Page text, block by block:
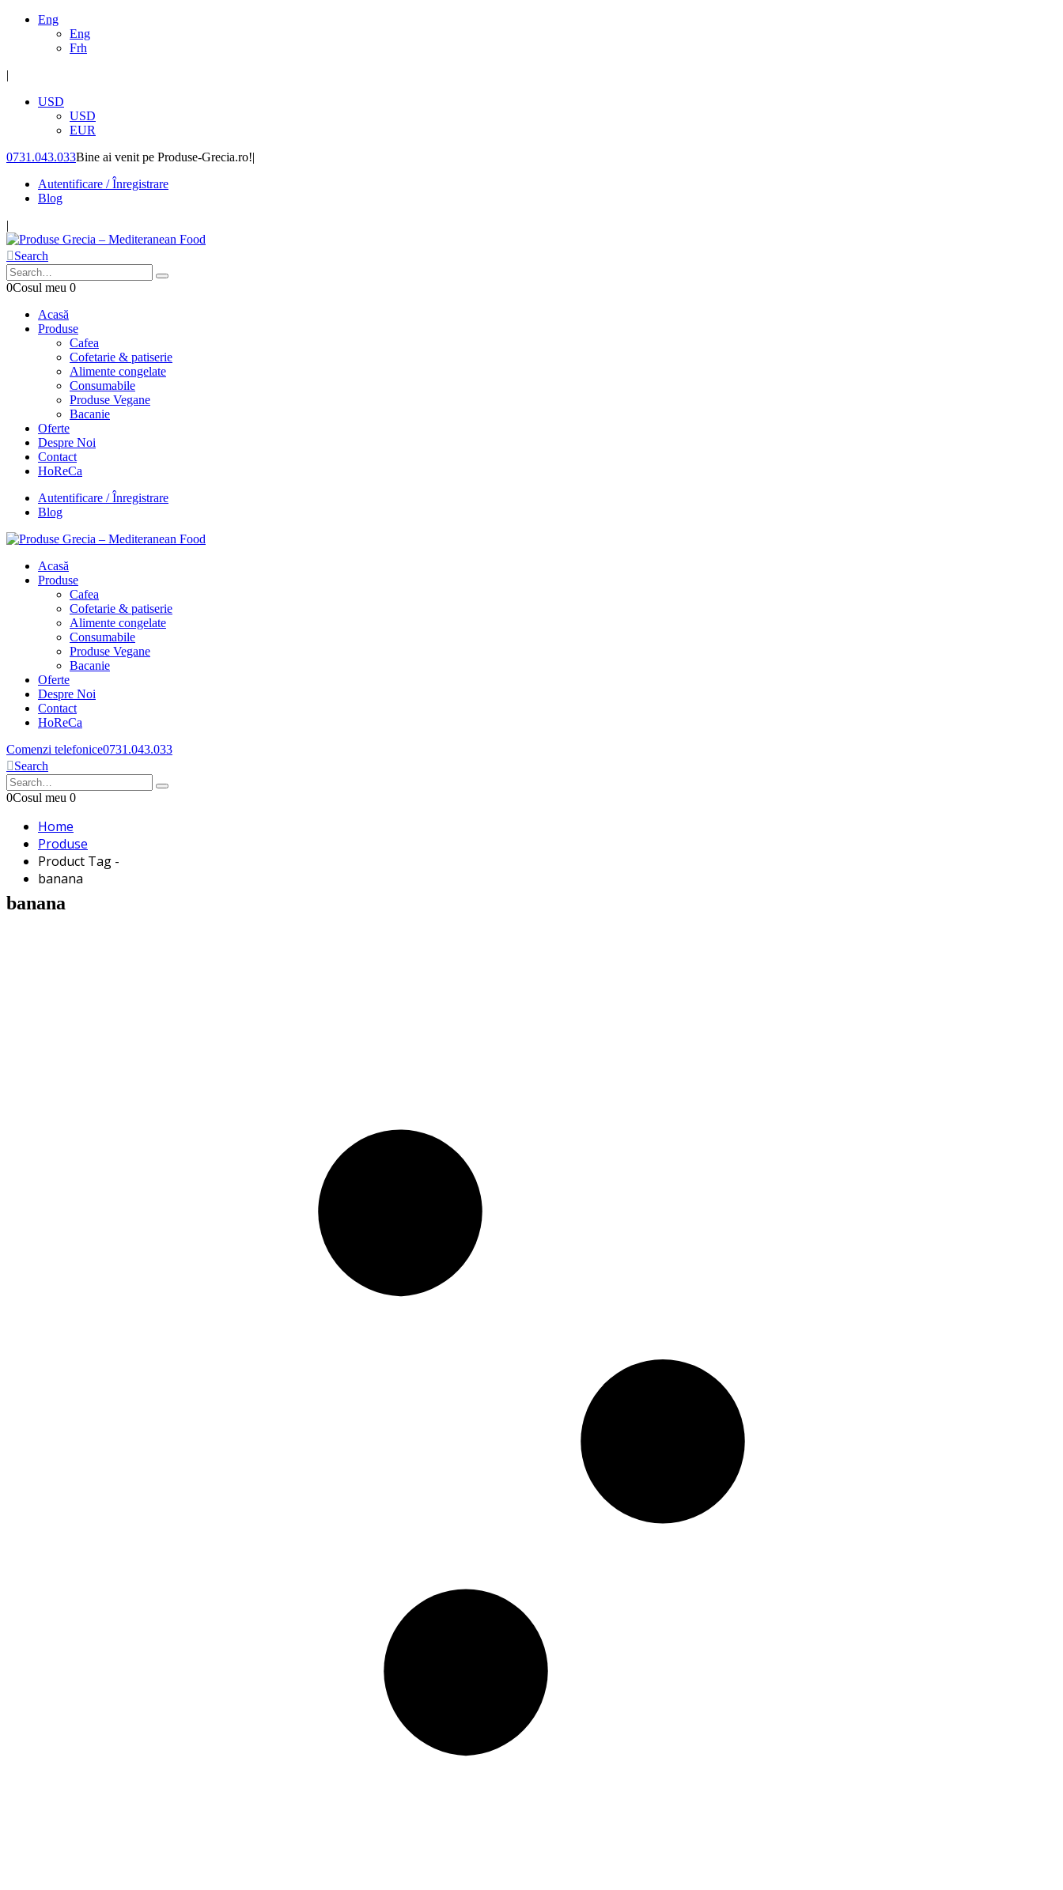
Eng
Eng
Frh
|
USD
USD
EUR
0731.043.033Bine ai venit pe Produse-Grecia.ro!|
Autentificare / Înregistrare
Blog
|
Search
0Cosul meu 0
Acasă
Produse
Cafea
Cofetarie & patiserie
Alimente congelate
Consumabile
Produse Vegane
Bacanie
Oferte
Despre Noi
Contact
HoReCa
Autentificare / Înregistrare
Blog
Acasă
Produse
Cafea
Cofetarie & patiserie
Alimente congelate
Consumabile
Produse Vegane
Bacanie
Oferte
Despre Noi
Contact
HoReCa
Comenzi telefonice0731.043.033
Search
0Cosul meu 0
Home
Produse
Product Tag -
banana
banana